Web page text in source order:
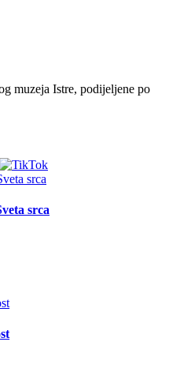
muzeja Istre, podijeljene po
srca